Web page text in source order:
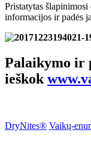
Pristatytas
informacijos ir padės
Palaikymo ir
ieškok
DryNites® Vaikų-